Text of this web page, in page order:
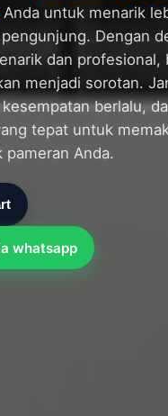
Anda untuk menarik
Dengan
dan profesional,
menjadi sorotan.
berlalu,
tepat untuk
pameran Anda.
whatsapp